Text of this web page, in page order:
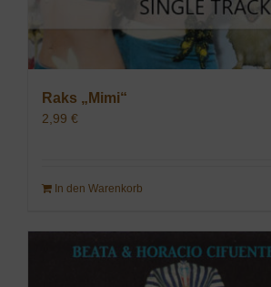
Raks „Mimi“
2,99 €
In den Warenkorb